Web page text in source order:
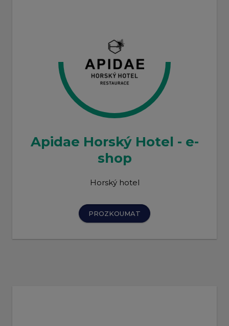
Apidae Horský Hotel - e-
shop
Horský hotel
PROZKOUMAT